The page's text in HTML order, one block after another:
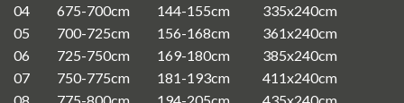
04 675-700cm 144-155cm 335x240cm
05 700-725cm 156-168cm 361x240cm
06 725-750cm 169-180cm 385x240cm
07 750-775cm 181-193cm 411x240cm
08 775-800cm 194-205cm 435x240cm